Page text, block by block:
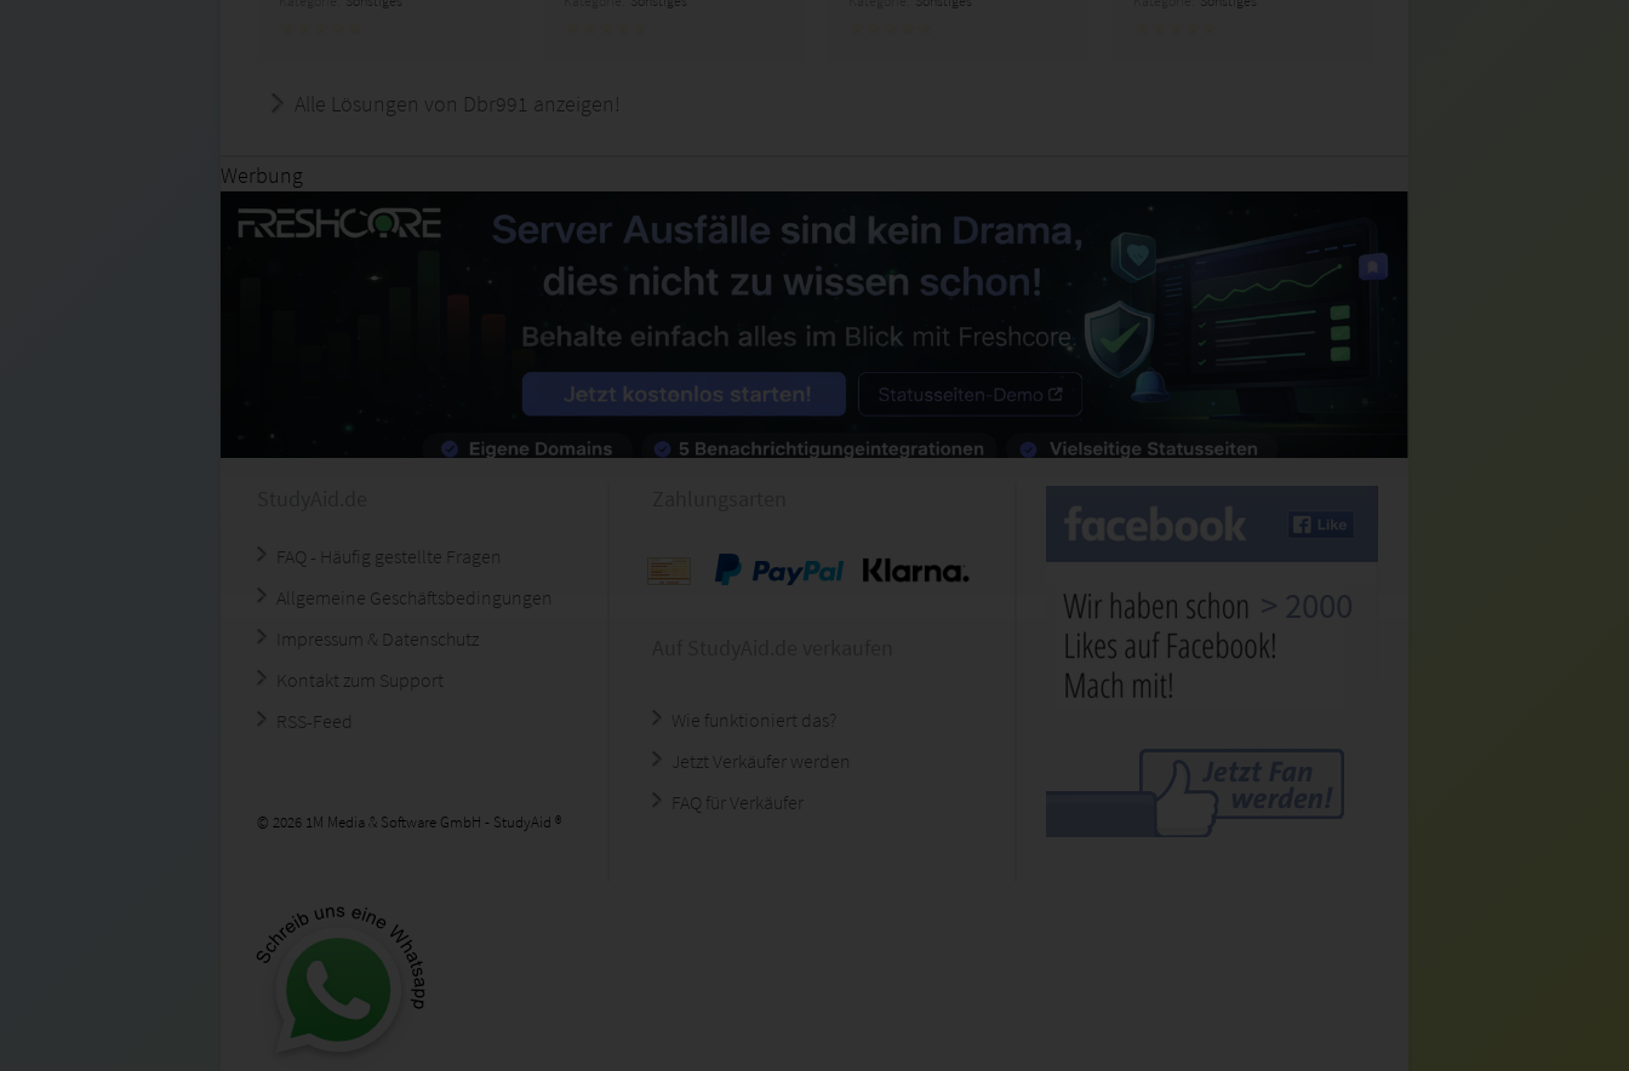
Alle Lösungen von Dbr991 anzeigen!
Werbung
FAQ - Häufig gestellte Fragen
Allgemeine Geschäftsbedingungen
Impressum & Datenschutz
Kontakt zum Support
RSS-Feed
© 2026 1M Media & Software GmbH - StudyAid ®
Wie funktioniert das?
Jetzt Verkäufer werden
FAQ für Verkäufer
> 2000